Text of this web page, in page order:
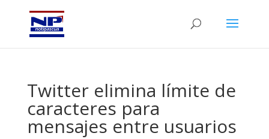
Twitter elimina límite de
caracteres para
mensajes entre usuarios